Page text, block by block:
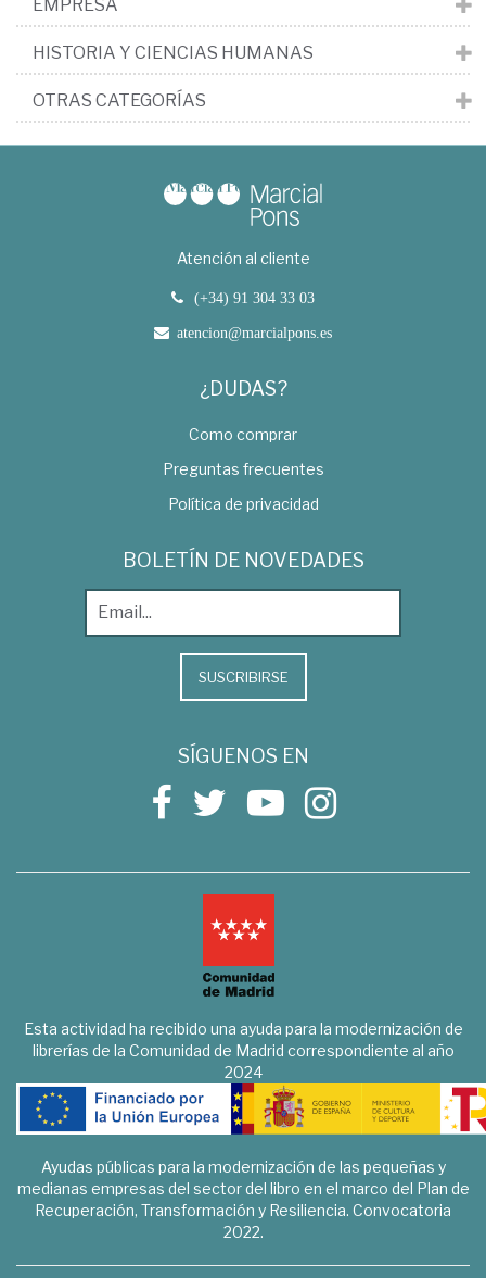
EMPRESA
HISTORIA Y CIENCIAS HUMANAS
OTRAS CATEGORÍAS
Atención al cliente
(+34) 91 304 33 03
atencion@marcialpons.es
¿DUDAS?
Como comprar
Preguntas frecuentes
Política de privacidad
BOLETÍN DE NOVEDADES
SUSCRIBIRSE
SÍGUENOS EN
Esta actividad ha recibido una ayuda para la modernización de
librerías de la Comunidad de Madrid correspondiente al año
2024
Ayudas públicas para la modernización de las pequeñas y
medianas empresas del sector del libro en el marco del Plan de
Recuperación, Transformación y Resiliencia. Convocatoria
2022.